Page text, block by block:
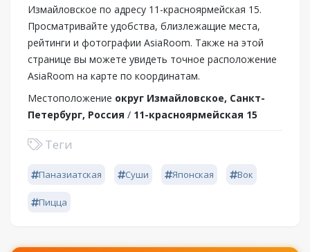
Измайловское по адресу 11-красноярмейская 15.
Просматривайте удобства, близлежащие места,
рейтинги и фотографии AsiaRoom. Также на этой
странице вы можете увидеть точное расположение
AsiaRoom на карте по координатам.
Местоположение округ Измайловское, Санкт-
Петербург, Россия / 11-красноярмейская 15
Теги
Паназиатская Суши Японская Вок
Пицца